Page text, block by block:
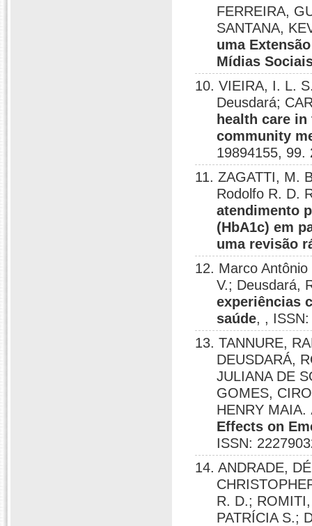
FERREIRA,
SANTANA,
uma
Mídias
10. VIEIRA, I. L.
Deusdará;
health care
community
19894155, 99.
11. ZAGATTI, M.
Rodolfo R. D.
atendimento
(HbA1c) em
uma revisão
12. Marco
V.; Deusdará,
experiências
saúde, ,
13. TANNURE,
DEUSDARÁ,
JULIANA DE
GOMES,
HENRY MAIA.
Effects on
ISSN:
14. ANDRADE,
R. D.;
PATRÍCIA S.;